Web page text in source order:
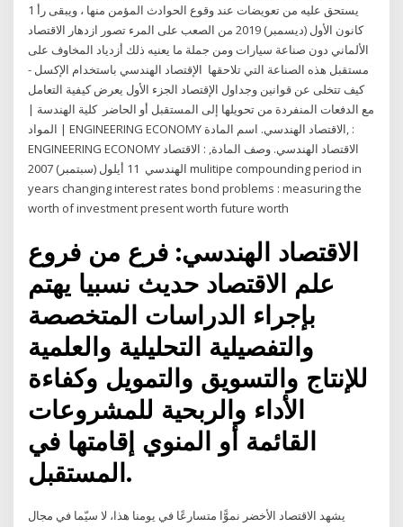
يستحق عليه من تعويضات عند وقوع الحوادث المؤمن منها ، ويبقى رأ 1
كانون الأول (ديسمبر) 2019 من الصعب على المرء تصور ازدهار الاقتصاد
الألماني دون صناعة سيارات ومن جملة ما يعنيه ذلك أزدياد المخاوف على
مستقبل هذه الصناعة التي تلاحقها الإقتصاد الهندسي باستخدام الإكسل -
كيف تتخلى عن قوانين وجداول الإقتصاد الجزء الأول يعرض كيفية التعامل
مع الدفعات المنفردة من تحويلها إلى المستقبل أو الحاضر كلية الهندسة |
المواد | ENGINEERING ECONOMY الاقتصاد الهندسي. اسم المادة, :
ENGINEERING ECONOMY الاقتصاد الهندسي. وصف المادة, : الاقتصاد
الهندسي 11 أيلول (سبتمبر) 2007 mulitipe compounding period in
years changing interest rates bond problems : measuring the
worth of investment present worth future worth
الاقتصاد الهندسي: فرع من فروع
علم الاقتصاد حديث نسبيا يهتم
بإجراء الدراسات المتخصصة
والتفصيلية التحليلية والعلمية
للإنتاج والتسويق والتمويل وكفاءة
الأداء والربحية للمشروعات
القائمة أو المنوي إقامتها في
المستقبل.
يشهد الاقتصاد الأخضر نموًّا متسارعًا في يومنا هذا، لا سيّما في مجال